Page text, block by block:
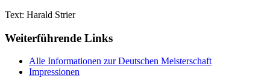
Text: Harald Strier
Weiterführende Links
Alle Informationen zur Deutschen Meisterschaft
Impressionen